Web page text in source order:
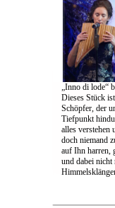
„Inno di lode“
Dieses Stück
Schöpfer, der
Tiefpunkt
alles verstehen
doch niemand
auf Ihn harren,
und dabei nicht